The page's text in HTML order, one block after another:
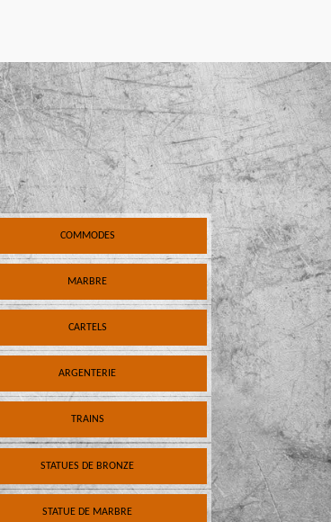
COMMODES
MARBRE
CARTELS
ARGENTERIE
TRAINS
STATUES DE BRONZE
STATUE DE MARBRE